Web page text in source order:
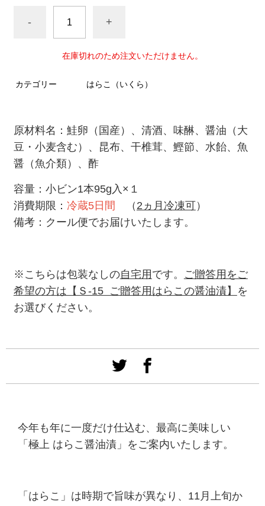
- +
在庫切れのため注文いただけません。
カテゴリー はらこ（いくら）
原材料名：鮭卵（国産）、清酒、味醂、醤油（大
豆・小麦含む）、昆布、干椎茸、鰹節、水飴、魚
醤（魚介類）、酢
容量：小ビン1本95g入×１
消費期限： 冷蔵5日間 （ 2ヵ月冷凍可）
備考：クール便でお届けいたします。
※こちらは包装なしの自宅用 です。
ご贈答用をご
希望の方は【Ｓ-15 ご贈答用はらこの醤油漬】
を
お選びください。
今年も年に一度だけ仕込む、最高に美味しい
「極上 はらこ醤油漬」をご案内いたします。
「はらこ」は時期で旨味が異なり、11月上旬か